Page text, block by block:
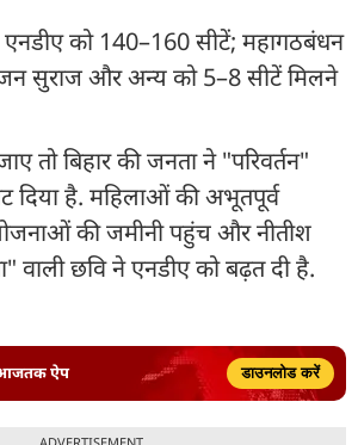
एनडीए को 140–160 सीटें; महागठबंधन
सुराज और अन्य को 5–8 सीटें मिलने
तो बिहार की जनता ने "परिवर्तन"
दिया है. महिलाओं की अभूतपूर्व
की जमीनी पहुंच और नीतीश
वाली छवि ने एनडीए को बढ़त दी है.
ऐप डाउनलोड करें